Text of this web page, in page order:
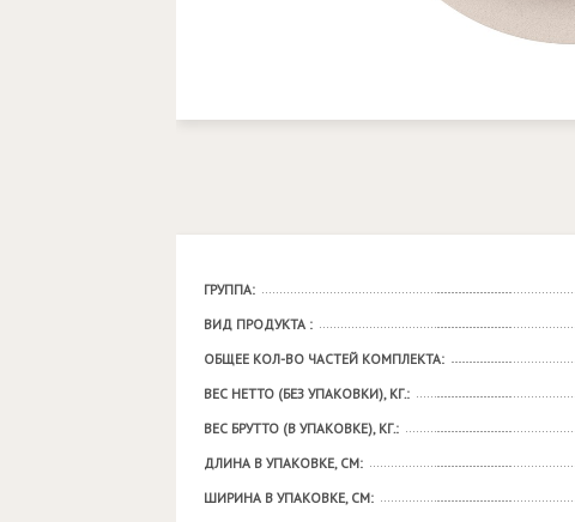
ГРУППА:
ВИД ПРОДУКТА :
ОБЩЕЕ КОЛ-ВО ЧАСТЕЙ КОМПЛЕКТА:
ВЕС НЕТТО (БЕЗ УПАКОВКИ), КГ.:
ВЕС БРУТТО (В УПАКОВКЕ), КГ.:
ДЛИНА В УПАКОВКЕ, СМ:
ШИРИНА В УПАКОВКЕ, СМ: